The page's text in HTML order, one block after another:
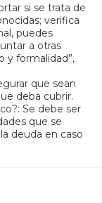
si se trata de
verifica
puedes
a otras
y formalidad”,
que sean
deba cubrir.
Se debe ser
que se
deuda en caso